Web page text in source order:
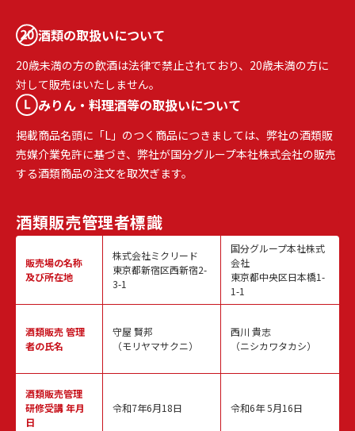
酒類の取扱いについて
20歳未満の方の飲酒は法律で禁止されており、20歳未満の方に
対して販売はいたしません。
みりん・料理酒等の取扱いについて
掲載商品名頭に「L」のつく商品につきましては、弊社の酒類販
売媒介業免許に基づき、弊社が国分グループ本社株式会社の販売
する酒類商品の注文を取次ぎます。
酒類販売管理者標識
販売場の名称
及び所在地
酒類販売管理
者の氏名
酒類販売管理
研修受講 年月
日
株式会社ミクリード
東京都新宿区西新宿2-
3-1
守屋 賢邦
（モリヤマサクニ）
令和7年6月18日
国分グループ本社株式
会社
東京都中央区日本橋1-
1-1
西川 貴志
（ニシカワタカシ）
令和6年 5月16日